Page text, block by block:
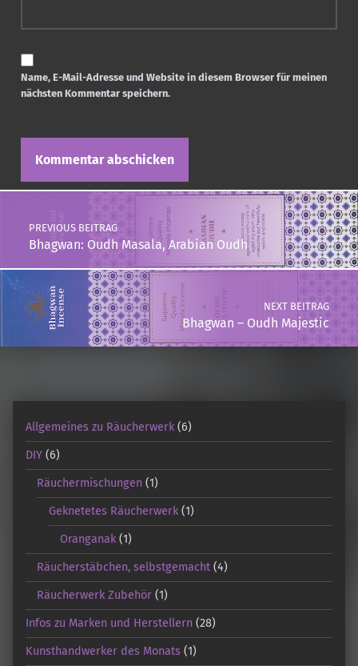
Name, E-Mail-Adresse und Website in diesem Browser für meinen
nächsten Kommentar speichern.
Post navigation
PREVIOUS BEITRAG
Bhagwan: Oudh Masala, Arabian Oudh
NEXT BEITRAG
Bhagwan – Oudh Majestic
Allgemeines zu Räucherwerk (6)
DIY (6)
Räuchermischungen (1)
Geknetetes Räucherwerk(1)
Oranganak (1)
Räucherstäbchen, selbstgemacht (4)
Räucherwerk Zubehör (1)
Infos zu Marken und Herstellern (28)
Kunsthandwerker des Monats (1)